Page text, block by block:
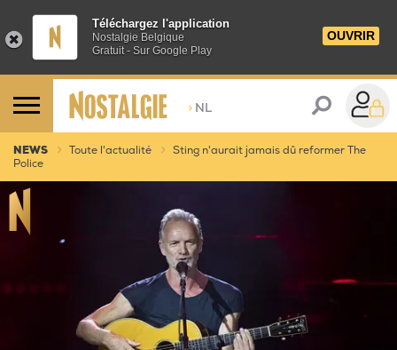
Téléchargez l'application
Nostalgie Belgique
Gratuit - Sur Google Play
OUVRIR
> NL
NEWS Toute l'actualité
Sting n'aurait jamais dû reformer The
Police